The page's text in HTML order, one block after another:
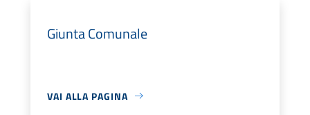
Giunta Comunale
VAI ALLA PAGINA